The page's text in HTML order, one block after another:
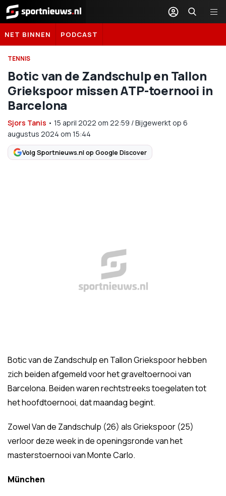
Sportnieuws.nl
NET BINNEN PODCAST
TENNIS
Botic van de Zandschulp en Tallon
Griekspoor missen ATP-toernooi in
Barcelona
Sjors Tanis • 15 april 2022 om 22:59 /Bijgewerkt op 6
augustus 2024 om 15:44
Volg Sportnieuws.nl op Google Discover
Botic van de Zandschulp en Tallon Griekspoor hebben
zich beiden afgemeld voor het graveltoernooi van
Barcelona. Beiden waren rechtstreeks toegelaten tot
het hoofdtoernooi, dat maandag begint.
Zowel Van de Zandschulp (26) als Griekspoor (25)
verloor deze week in de openingsronde van het
masterstoernooi van Monte Carlo.
München